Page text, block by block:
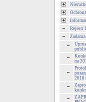
Rejestr
na
2018